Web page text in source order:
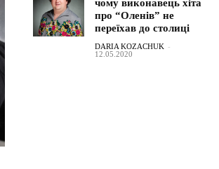
чому виконавець хіта
про “Оленів” не
переїхав до столиці
DARIA KOZACHUK -
12.05.2020